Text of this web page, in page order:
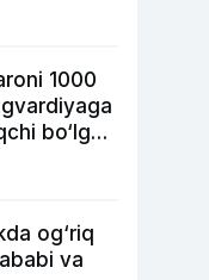
1000
bo‘lgan
og‘riq
va